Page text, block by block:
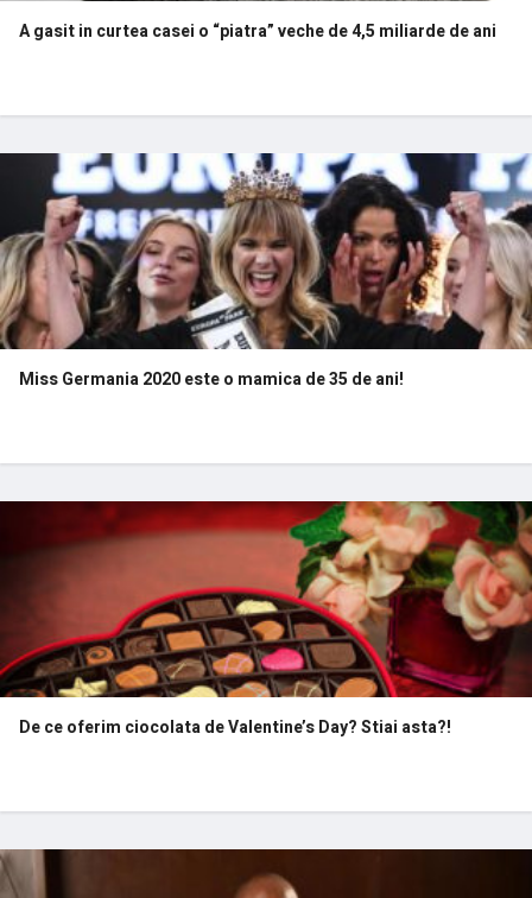
A gasit in curtea casei o “piatra” veche de 4,5 miliarde de ani
Miss Germania 2020 este o mamica de 35 de ani!
De ce oferim ciocolata de Valentine’s Day? Stiai asta?!